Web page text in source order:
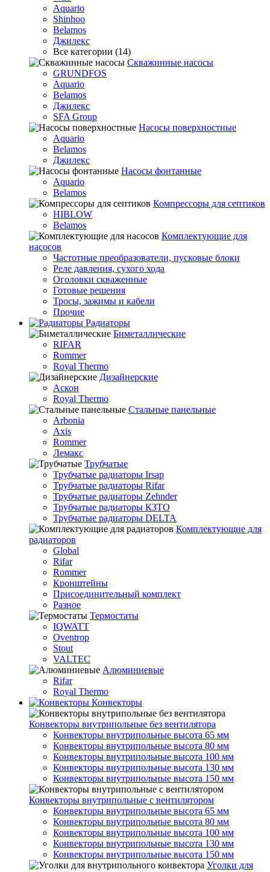
Aquario
Shinhoo
Belamos
Джилекс
Все категории (14)
Скважинные насосы
GRUNDFOS
Aquario
Belamos
Джилекс
SFA Group
Насосы поверхностные
Aquario
Belamos
Джилекс
Насосы фонтанные
Aquario
Belamos
Компрессоры для септиков
HIBLOW
Belamos
Комплектующие для
насосов
Частотные преобразователи, пусковые блоки
Реле давления, сухого хода
Оголовки скваженные
Готовые решения
Тросы, зажимы и кабели
Прочие
Радиаторы
Биметаллические
RIFAR
Rommer
Royal Thermo
Дизайнерские
Аскон
Royal Thermo
Стальные панельные
Arbonia
Axis
Rommer
Лемакс
Трубчатые
Трубчатые радиаторы Irsap
Трубчатые радиаторы Rifar
Трубчатые радиаторы Zehnder
Трубчатые радиаторы КЗТО
Трубчатые радиаторы DELTA
Комплектующие для
радиаторов
Global
Rifar
Rommer
Кронштейны
Присоединительный комплект
Разное
Термостаты
IQWATT
Oventrop
Stout
VALTEC
Алюминиевые
Rifar
Royal Thermo
Конвекторы
Конвекторы внутрипольные без вентилятора
Конвекторы внутрипольные высота 65 мм
Конвекторы внутрипольные высота 80 мм
Конвекторы внутрипольные высота 100 мм
Конвекторы внутрипольные высота 130 мм
Конвекторы внутрипольные высота 150 мм
Конвекторы внутрипольные с вентилятором
Конвекторы внутрипольные высота 65 мм
Конвекторы внутрипольные высота 80 мм
Конвекторы внутрипольные высота 100 мм
Конвекторы внутрипольные высота 130 мм
Конвекторы внутрипольные высота 150 мм
Уголки для